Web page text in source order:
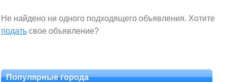
Не найдено ни одного подходящего объявления. Хотите
подать свое объявление?
Популярные города